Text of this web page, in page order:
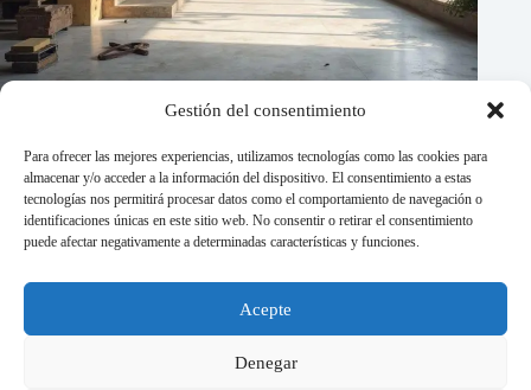
Gestión del consentimiento
Para ofrecer las mejores experiencias, utilizamos tecnologías como las cookies para
almacenar y/o acceder a la información del dispositivo. El consentimiento a estas
tecnologías nos permitirá procesar datos como el comportamiento de navegación o
identificaciones únicas en este sitio web. No consentir o retirar el consentimiento
puede afectar negativamente a determinadas características y funciones.
Acepte
Denegar
Piso laminado estufado: como consertar sem trocar tudo